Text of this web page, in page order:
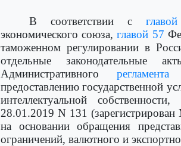
В соответствии с
экономического союза,главой 57
таможенном регулировании в
отдельные законодательные
Административного регламента
предоставлению государственной
интеллектуальной
28.01.2019 N 131
на основании обращения
ограничений, валютного и